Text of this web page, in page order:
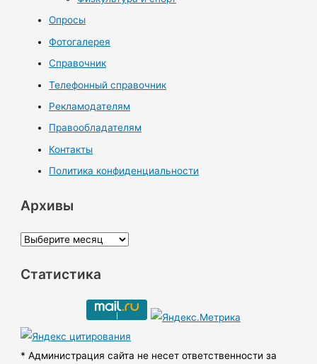
Опросы
Фотогалерея
Справочник
Телефонный справочник
Рекламодателям
Правообладателям
Контакты
Политика конфиденциальности
Архивы
А
х
ы
Статистика
* Администрация сайта не несет ответственности за